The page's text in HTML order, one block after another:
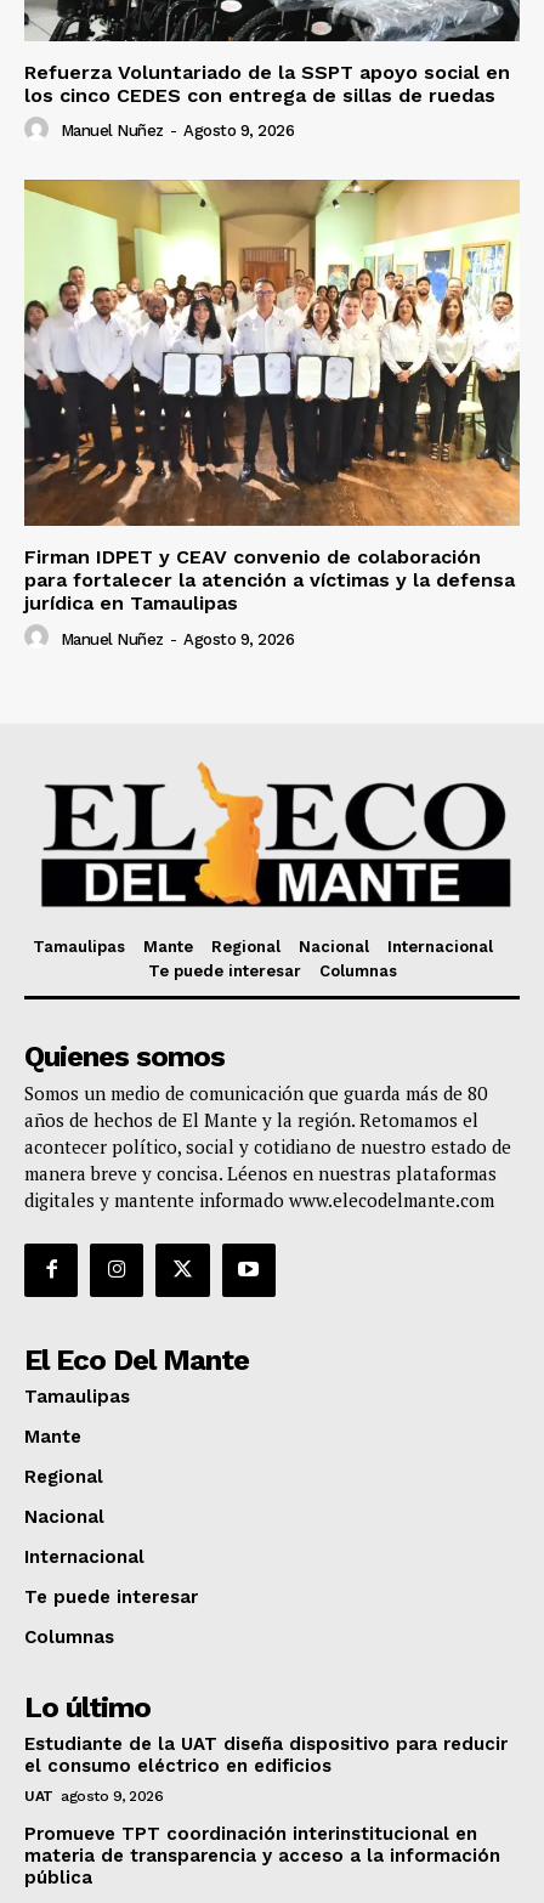
Refuerza Voluntariado de la SSPT apoyo social en
los cinco CEDES con entrega de sillas de ruedas
Manuel Nuñez - Agosto 9, 2026
Firman IDPET y CEAV convenio de colaboración
para fortalecer la atención a víctimas y la defensa
jurídica en Tamaulipas
Manuel Nuñez - Agosto 9, 2026
Tamaulipas Mante Regional Nacional
Internacional
Te puede interesar
Columnas
Quienes somos
Somos un medio de comunicación que guarda más de 80
años de hechos de El Mante y la región. Retomamos el
acontecer político, social y cotidiano de nuestro estado de
manera breve y concisa. Léenos en nuestras plataformas
digitales y mantente informado www.elecodelmante.com
El Eco Del Mante
Tamaulipas
Mante
Regional
Nacional
Internacional
Te puede interesar
Columnas
Lo último
Estudiante de la UAT diseña dispositivo para reducir
el consumo eléctrico en edificios
UAT agosto 9, 2026
Promueve TPT coordinación interinstitucional en
materia de transparencia y acceso a la información
pública